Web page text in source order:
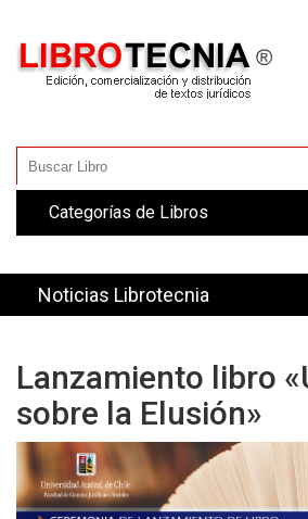
Categorías de Libros
Noticias Librotecnia
Lanzamiento libro
sobre la Elusión»